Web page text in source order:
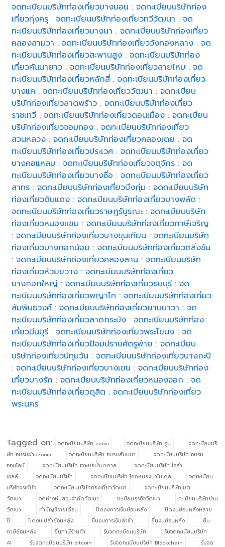
จดทะเบียนบริษัทท่องเที่ยวบางบอน :จดทะเบียนบริษัทท่อง
เที่ยวทุ่งครุ :จดทะเบียนบริษัทท่องเที่ยวทวีวัฒนา :จด
ทะเบียนบริษัทท่องเที่ยวบางนา :จดทะเบียนบริษัทท่องเที่ยว
คลองสามวา :จดทะเบียนบริษัทท่องเที่ยววังทองหลาง :จด
ทะเบียนบริษัทท่องเที่ยวสะพานสูง :จดทะเบียนบริษัทท่อง
เที่ยวคันนายาว :จดทะเบียนบริษัทท่องเที่ยวสายไหม :จด
ทะเบียนบริษัทท่องเที่ยวหลักสี่ :จดทะเบียนบริษัทท่องเที่ยว
บางแค :จดทะเบียนบริษัทท่องเที่ยววัฒนา :จดทะเบียน
บริษัทท่องเที่ยวลาดพร้าว :จดทะเบียนบริษัทท่องเที่ยว
ราชเทวี :จดทะเบียนบริษัทท่องเที่ยวดอนเมือง :จดทะเบียน
บริษัทท่องเที่ยวจอมทอง :จดทะเบียนบริษัทท่องเที่ยว
สวนหลวง :จดทะเบียนบริษัทท่องเที่ยวคลองเตย :จด
ทะเบียนบริษัทท่องเที่ยวประเวศ :จดทะเบียนบริษัทท่องเที่ยว
บางคอแหลม :จดทะเบียนบริษัทท่องเที่ยวจตุจักร :จด
ทะเบียนบริษัทท่องเที่ยวบางซื่อ :จดทะเบียนบริษัทท่องเที่ยว
สาทร :จดทะเบียนบริษัทท่องเที่ยวบึงกุ่ม :จดทะเบียนบริษัท
ท่องเที่ยวดินแดง :จดทะเบียนบริษัทท่องเที่ยวบางพลัด :
จดทะเบียนบริษัทท่องเที่ยวราษฎร์บูรณะ :จดทะเบียนบริษัท
ท่องเที่ยวหนองแขม :จดทะเบียนบริษัทท่องเที่ยวภาษีเจริญ
:จดทะเบียนบริษัทท่องเที่ยวบางขุนเทียน :จดทะเบียนบริษัท
ท่องเที่ยวบางกอกน้อย :จดทะเบียนบริษัทท่องเที่ยวตลิ่งชัน
:จดทะเบียนบริษัทท่องเที่ยวคลองสาน :จดทะเบียนบริษัท
ท่องเที่ยวห้วยขวาง :จดทะเบียนบริษัทท่องเที่ยว
บางกอกใหญ่ :จดทะเบียนบริษัทท่องเที่ยวธนบุรี :จด
ทะเบียนบริษัทท่องเที่ยวพญาไท :จดทะเบียนบริษัทท่องเที่ยว
สัมพันธวงศ์ :จดทะเบียนบริษัทท่องเที่ยวยานนาวา :จด
ทะเบียนบริษัทท่องเที่ยวลาดกระบัง :จดทะเบียนบริษัทท่อง
เที่ยวมีนบุรี :จดทะเบียนบริษัทท่องเที่ยวพระโขนง :จด
ทะเบียนบริษัทท่องเที่ยวป้อมปราบศัตรูพ่าย :จดทะเบียน
บริษัทท่องเที่ยวปทุมวัน :จดทะเบียนบริษัทท่องเที่ยวบางกะปิ
:จดทะเบียนบริษัทท่องเที่ยวบางเขน :จดทะเบียนบริษัทท่อง
เที่ยวบางรัก :จดทะเบียนบริษัทท่องเที่ยวหนองจอก :จด
ทะเบียนบริษัทท่องเที่ยวดุสิต :จดทะเบียนบริษัทท่องเที่ยว
พระนคร
Tagged on: จดทะบียนบริษัท zoom จดทะบียนบริษัท ซูม
จดทะบียนบริ
ษัท อบรมผ่านzoom
จดทะบียนบริษัท อบรมสัมมนา
จดทะบียนบริษัท อบรม
ออนไลน์
จดทะบียนบริษัท เจาะบ่อน้ำบาดาล
จดทะบียนบริษัท โซล่า
เซลล์
จดทะเบียนบริษัท จดทะเบียนบริษัท โคกหนองนาโมเดล
จดทะเบียน
บริษัทจรเข้บัว
จดทะเบียนบริษัทท่องเที่ยววัฒนา
จดทะเบียนบริษัทเขต
วัฒนา
จดห้างหุ้นส่วนจำกัดวัฒนา ทะเบียนธุรกิจวัฒนา
ทะเบียนบริษัทย่าน
วัฒนา
ทำบัญชีรายเดือน ปิดงบการเงินย้อนหลัง
ปิดงบย้อนหลังหลาย
ปี
ปิดงบเปล่าย้อนหลัง ยื่นงบการเงินล่าช้า ยื่นงบย้อนหลัง
ยื่น
ภาษีย้อนหลัง
ยื่นภาษีร้านค้า รับจดทะเบียนบริษัท
รับจดทะเบียนบริษัท
AI
รับจดทะเบียนบริษัท bitcoin รับจดทะเบียนบริษัท Blockchain
รับจด